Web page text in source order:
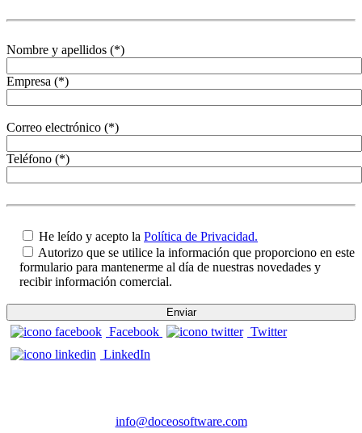
Nombre y apellidos (*)
Empresa (*)
Correo electrónico (*)
Teléfono (*)
He leído y acepto la Política de Privacidad.
Autorizo que se utilice la información que proporciono en este
formulario para mantenerme al día de nuestras novedades y
recibir información comercial.
Facebook
Twitter
LinkedIn
info@doceosoftware.com